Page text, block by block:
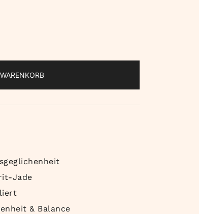
Jade
& Balance